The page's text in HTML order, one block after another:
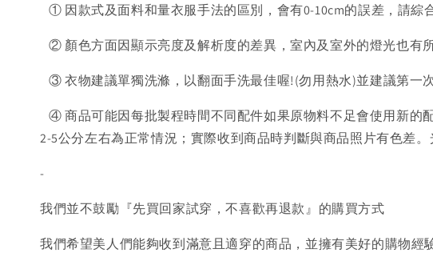
① 因款式及面料和量衣服手法的區別，會有0-10cm的誤差，請綜
② 顏色方面因顯示亮度及解析度的差異，室內及室外的燈光也有
③ 衣物建議單獨洗滌，以翻面手洗最佳喔!(勿用熱水)並建議第一
④ 商品可能因每批製程時間不同配件如果原物料不足會使用新的
2-5公分左右為正常情況；實際收到商品時判斷與商品照片有色差
-
我們並不鼓勵『先買回家試穿，不喜歡再退款』的購買方式
我們希望美人們能夠收到滿意且適穿的商品，並擁有美好的購物經